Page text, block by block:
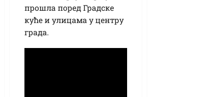
прошла поред Градске
куће и улицама у центру
града.